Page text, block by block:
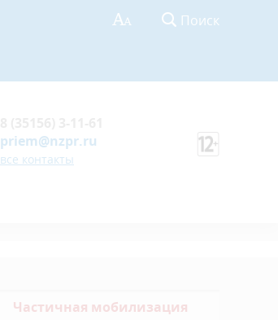
Поиск
priem@nzpr.ru
все контакты
Частичная мобилизация